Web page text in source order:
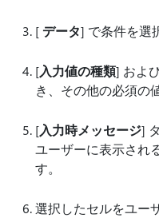
[ データ] で条件を選
[入力値の種類] およ
き、その他の必須の
[入力時メッセージ]
ユーザーに表示され
す。
選択したセルをユー